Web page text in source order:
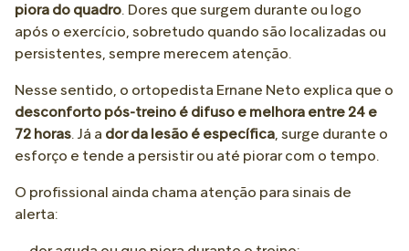
piora do quadro. Dores que surgem durante ou logo
após o exercício, sobretudo quando são localizadas ou
persistentes, sempre merecem atenção.
Nesse sentido, o ortopedista Ernane Neto explica que o
desconforto pós-treino é difuso e melhora entre 24 e
72 horas. Já a dor da lesão é específica, surge durante o
esforço e tende a persistir ou até piorar com o tempo.
O profissional ainda chama atenção para sinais de
alerta: